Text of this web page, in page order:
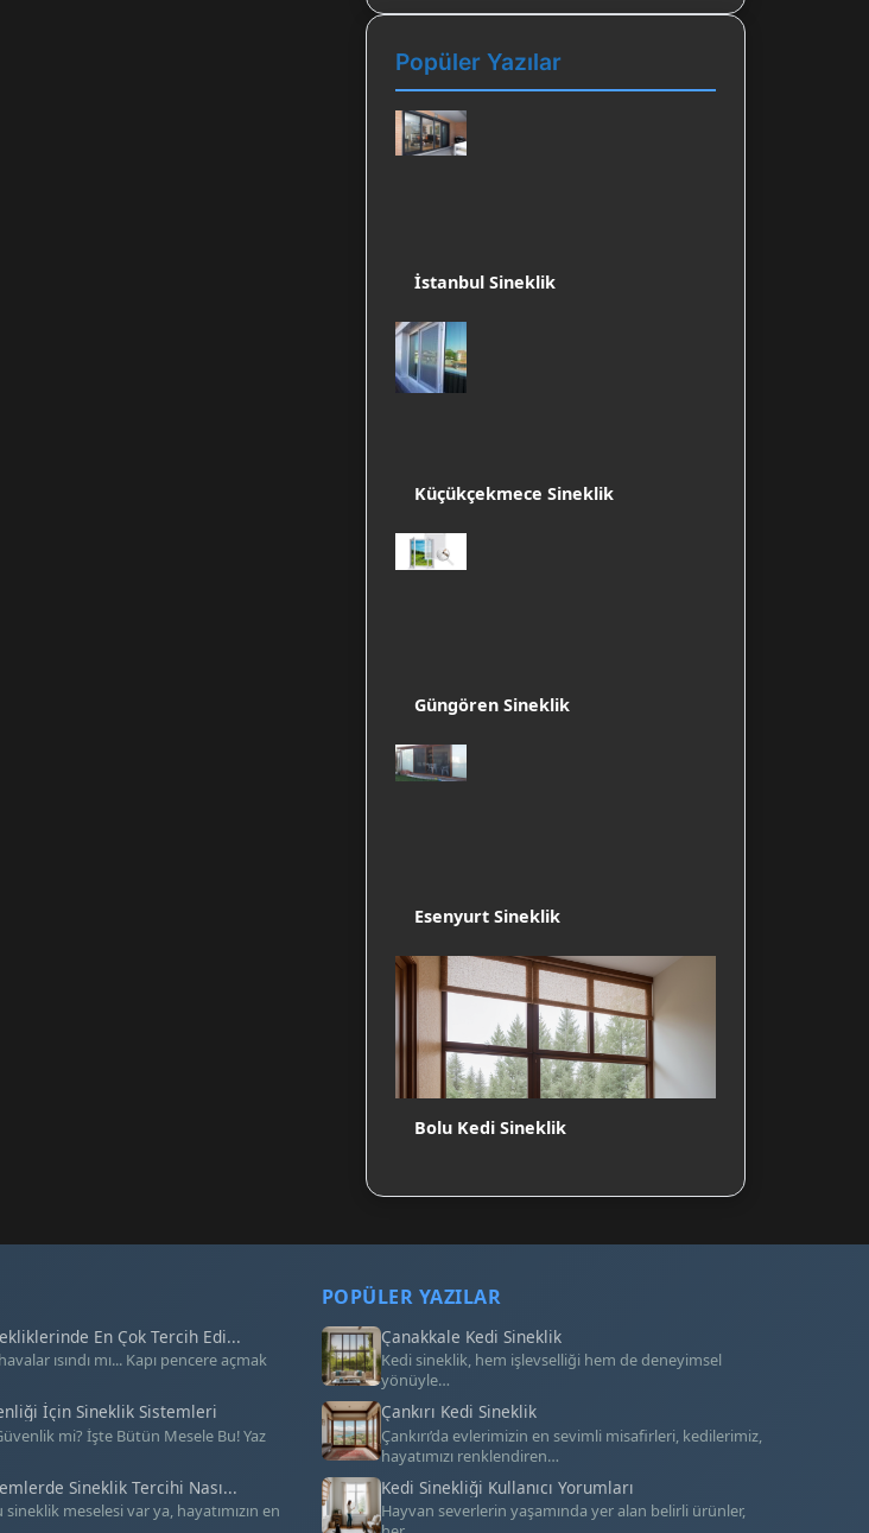
Popüler Yazılar
İstanbul Sineklik
Küçükçekmece Sineklik
Güngören Sineklik
Esenyurt Sineklik
Bolu Kedi Sineklik
En Çok Tercih Edi...
ısındı mı... Kapı pencere açmak
İçin Sineklik Sistemleri
mi? İşte Bütün Mesele Bu! Yaz
Sineklik Tercihi Nası...
meselesi var ya, hayatımızın en
POPÜLER YAZILAR
Çanakkale Kedi Sineklik
Kedi sineklik, hem işlevselliği hem de deneyimsel
yönüyle…
Çankırı Kedi Sineklik
Çankırı’da evlerimizin en sevimli misafirleri, kedilerimiz,
hayatımızı renklendiren…
Kedi Sinekliği Kullanıcı Yorumları
Hayvan severlerin yaşamında yer alan belirli ürünler,